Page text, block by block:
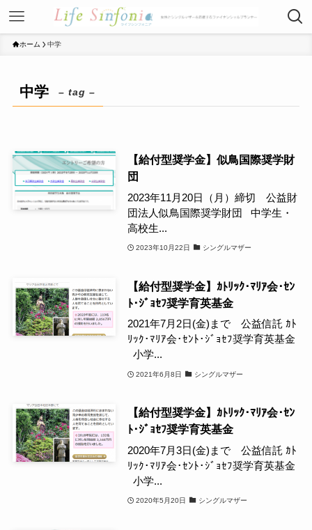
ホーム 中学
中学 – tag –
【給付型奨学金】似鳥国際奨学財
団
2023年11月20日（月）締切 公益財
団法人似鳥国際奨学財団 中学生・
高校生...
2023年10月22日 シングルマザー
【給付型奨学金】ｶﾄﾘｯｸ･ﾏﾘｱ会･ｾﾝ
ﾄ･ｼﾞｮｾﾌ奨学育英基金
2021年7月2日(金)まで 公益信託 ｶﾄ
ﾘｯｸ･ﾏﾘｱ会･ｾﾝﾄ･ｼﾞｮｾﾌ奨学育英基金
小学...
2021年6月8日 シングルマザー
【給付型奨学金】ｶﾄﾘｯｸ･ﾏﾘｱ会･ｾﾝ
ﾄ･ｼﾞｮｾﾌ奨学育英基金
2020年7月3日(金)まで 公益信託 ｶﾄ
ﾘｯｸ･ﾏﾘｱ会･ｾﾝﾄ･ｼﾞｮｾﾌ奨学育英基金
小学...
2020年5月20日 シングルマザー